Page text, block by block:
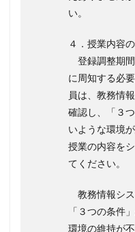
い。
４．授業内容
登録調整期
に周知する必
員は、教務情
確認し、「３
いような環境
授業の内容を
てください。
教務情報シス
「３つの条件
環境の維持が